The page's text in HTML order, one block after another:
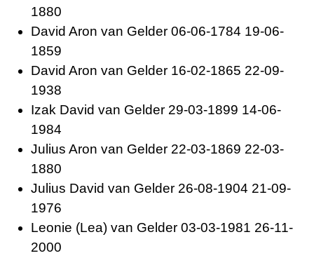
1880
David Aron van Gelder 06-06-1784 19-06-
1859
David Aron van Gelder 16-02-1865 22-09-
1938
Izak David van Gelder 29-03-1899 14-06-
1984
Julius Aron van Gelder 22-03-1869 22-03-
1880
Julius David van Gelder 26-08-1904 21-09-
1976
Leonie (Lea) van Gelder 03-03-1981 26-11-
2000